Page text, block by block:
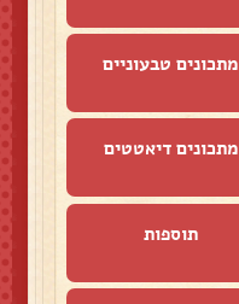
מתכונים טבעוניים
מתכונים דיאטטים
תוספות